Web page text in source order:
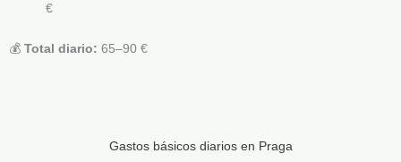
€
💰 Total diario: 65–90 €
Gastos básicos diarios en Praga